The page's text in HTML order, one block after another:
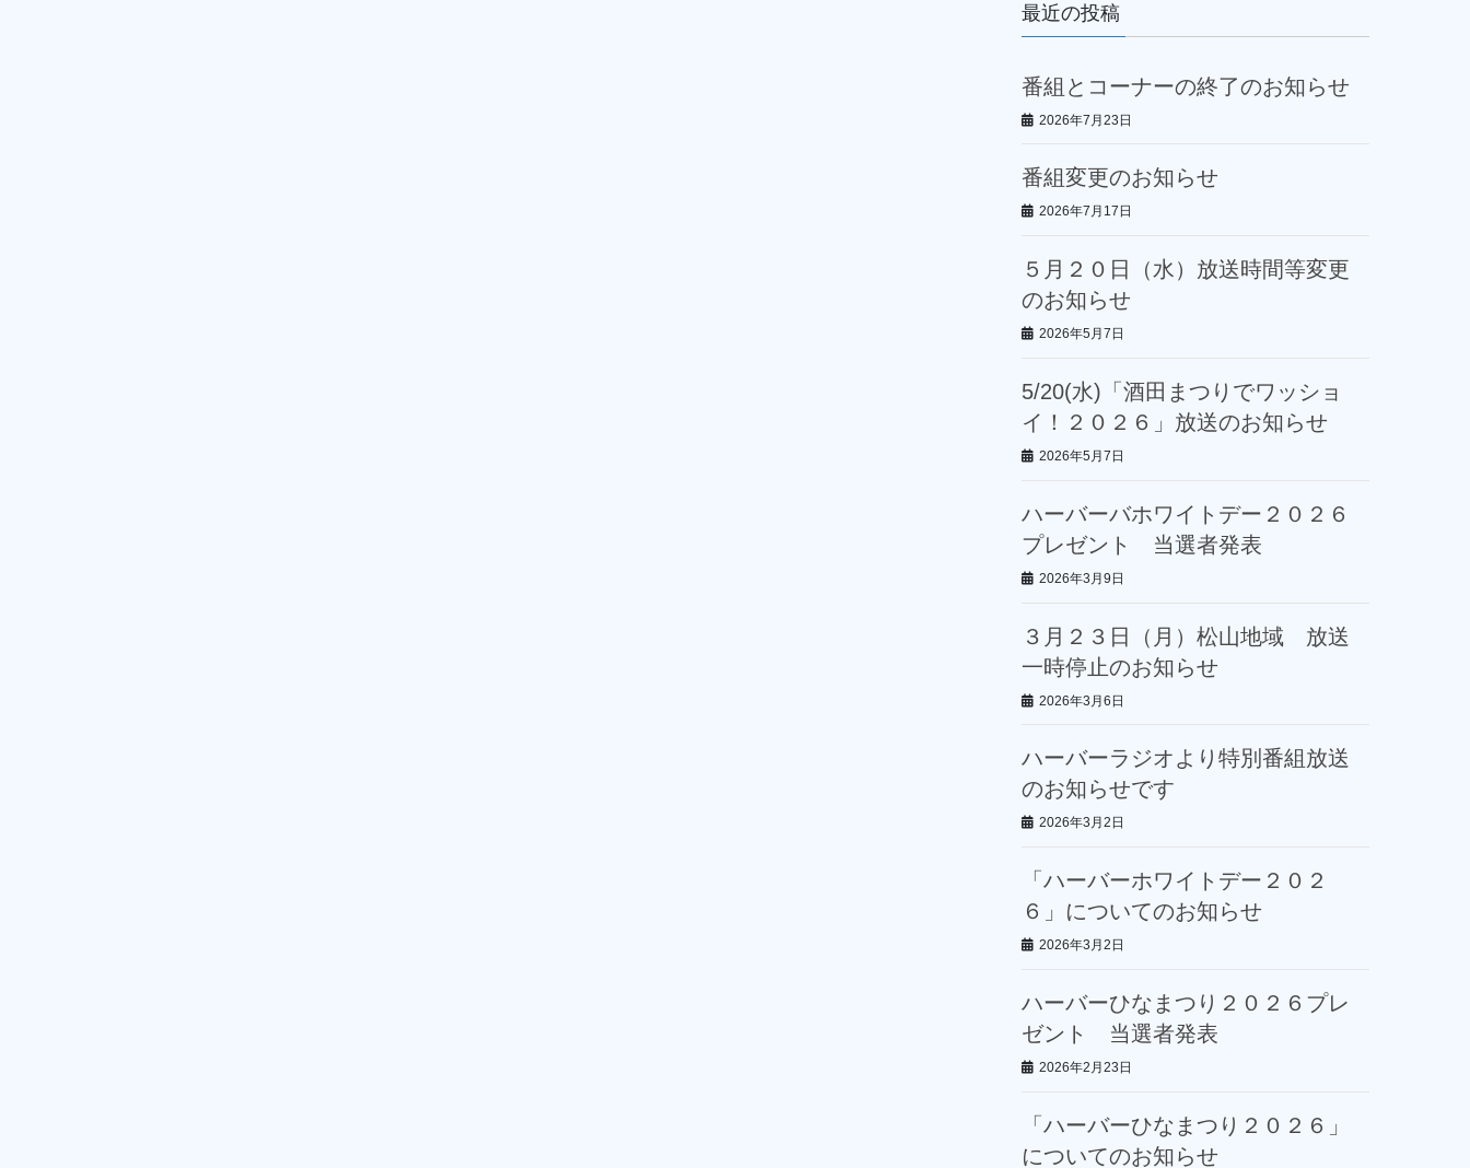
最近の投稿
番組とコーナーの終了のお知らせ
2026年7月23日
番組変更のお知らせ
2026年7月17日
５月２０日（水）放送時間等変更
のお知らせ
2026年5月7日
5/20(水)「酒田まつりでワッショ
イ！２０２６」放送のお知らせ
2026年5月7日
ハーバーバホワイトデー２０２６
プレゼント 当選者発表
2026年3月9日
３月２３日（月）松山地域 放送
一時停止のお知らせ
2026年3月6日
ハーバーラジオより特別番組放送
のお知らせです
2026年3月2日
「ハーバーホワイトデー２０２
６」についてのお知らせ
2026年3月2日
ハーバーひなまつり２０２６プレ
ゼント 当選者発表
2026年2月23日
「ハーバーひなまつり２０２６」
についてのお知らせ